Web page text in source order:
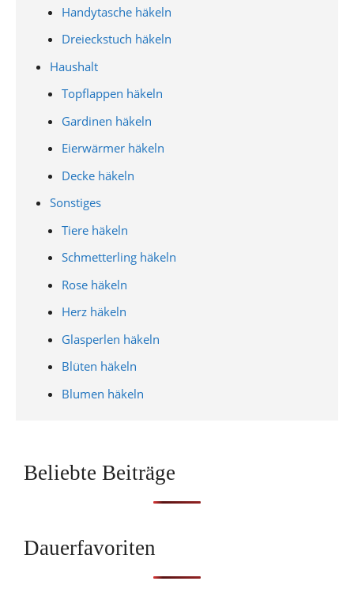
Handytasche häkeln
Dreieckstuch häkeln
Haushalt
Topflappen häkeln
Gardinen häkeln
Eierwärmer häkeln
Decke häkeln
Sonstiges
Tiere häkeln
Schmetterling häkeln
Rose häkeln
Herz häkeln
Glasperlen häkeln
Blüten häkeln
Blumen häkeln
Beliebte Beiträge
Dauerfavoriten